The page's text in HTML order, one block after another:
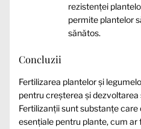
rezistenței
permite plantelor
sănătos.
Concluzii
Fertilizarea plantelor și
pentru creșterea și dezvoltarea
Fertilizanții sunt substanțe
esențiale pentru plante, cum ar